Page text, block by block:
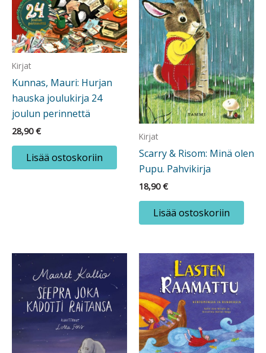
Kirjat
Kunnas, Mauri: Hurjan
hauska joulukirja 24
joulun perinnettä
28,90€
Lisää ostoskoriin
Kirjat
Scarry & Risom: Minä olen
Pupu. Pahvikirja
18,90€
Lisää ostoskoriin